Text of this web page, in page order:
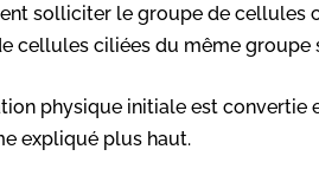
solliciter le groupe de cellules
cellules ciliées du même
physique initiale est convertie
expliqué plus haut.